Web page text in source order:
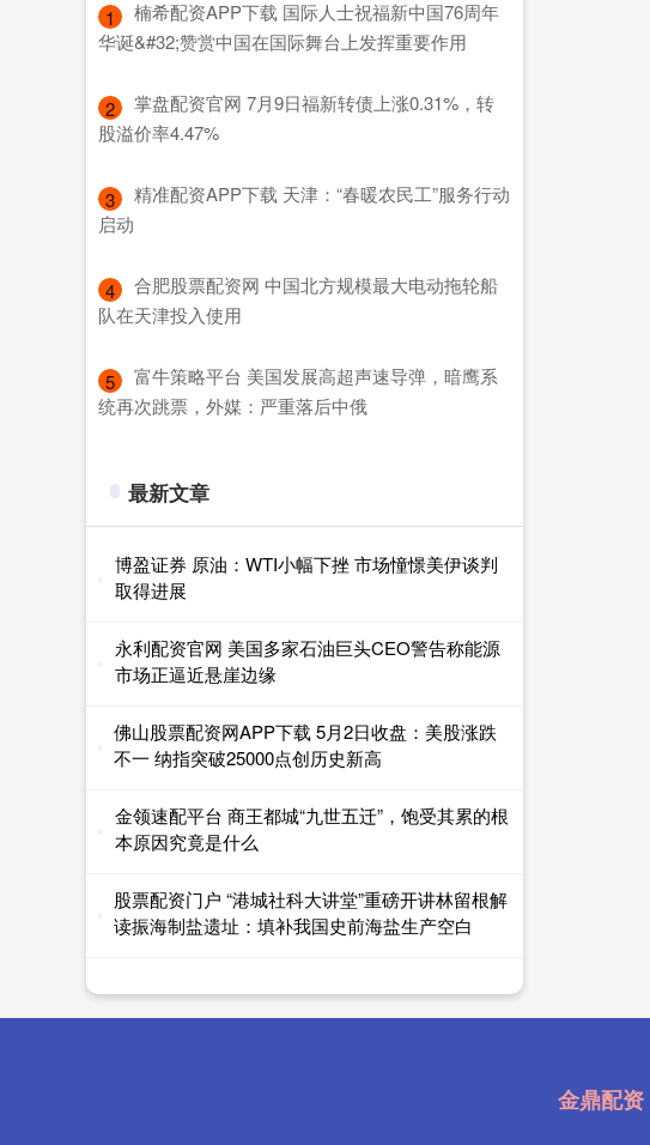
1
​楠希配资APP下载 国际人士祝福新中国76周年
华诞&#32;赞赏中国在国际舞台上发挥重要作用
2
​掌盘配资官网 7月9日福新转债上涨0.31%，转
股溢价率4.47%
3
​精准配资APP下载 天津：“春暖农民工”服务行动
启动
4
​合肥股票配资网 中国北方规模最大电动拖轮船
队在天津投入使用
5
​富牛策略平台 美国发展高超声速导弹，暗鹰系
统再次跳票，外媒：严重落后中俄
最新文章
博盈证券 原油：WTI小幅下挫 市场憧憬美伊谈判
取得进展
永利配资官网 美国多家石油巨头CEO警告称能源
市场正逼近悬崖边缘
佛山股票配资网APP下载 5月2日收盘：美股涨跌
不一 纳指突破25000点创历史新高
金领速配平台 商王都城“九世五迁”，饱受其累的根
本原因究竟是什么
股票配资门户 “港城社科大讲堂”重磅开讲林留根解
读振海制盐遗址：填补我国史前海盐生产空白
金鼎配资